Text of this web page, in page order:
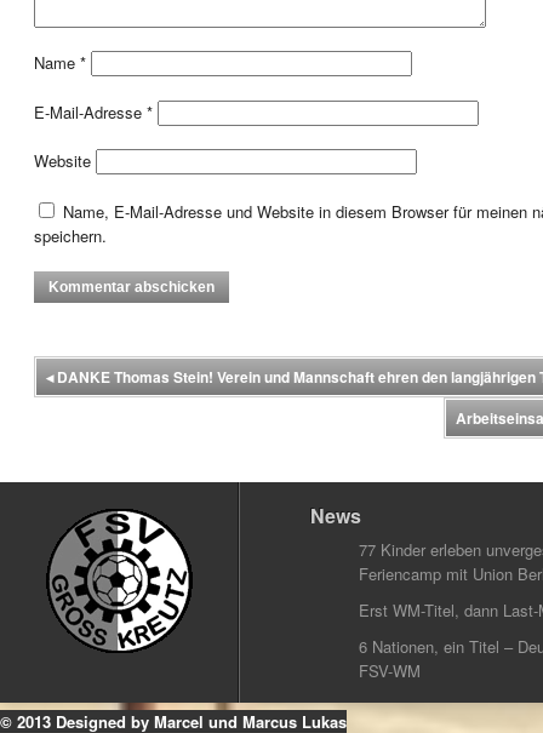
Name *
E-Mail-Adresse *
Website
Name, E-Mail-Adresse und Website in diesem Browser für meinen
speichern.
◂DANKE Thomas Stein! Verein und Mannschaft ehren den langjährigen
News
77 Kinder erleben
Feriencamp mit Union
Erst WM-Titel, dann
6 Nationen, ein Titel –
FSV-WM
© 2013 Designed by Marcel und Marcus Lukas